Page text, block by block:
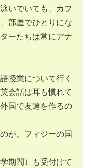
いでいても、カフ
部屋でひとりにな
ーたちは常にアナ
授業について行く
会話は耳も慣れて
国で友達を作るの
が、フィジーの国
期間）も受付けて